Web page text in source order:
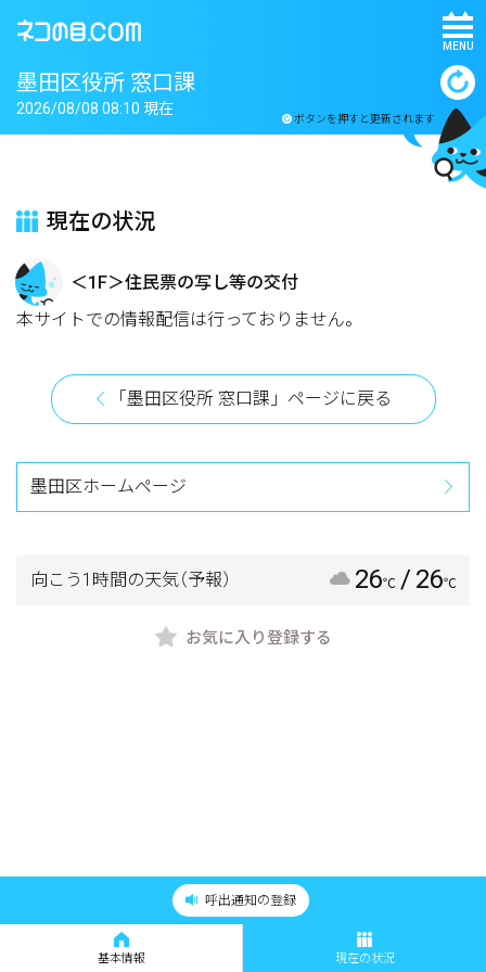
MENU
墨田区役所 窓口課
ボタンを押すと更新されます
2026/08/08 08:10 現在
現在の状況
＜1F＞住民票の写し等の交付
本サイトでの情報配信は行っておりません。
「墨田区役所 窓口課」ページに戻る
墨田区ホームページ
向こう1時間の天気（予報） 26℃ / 26℃
お気に入り登録する
呼出通知の登録
基本情報 現在の状況